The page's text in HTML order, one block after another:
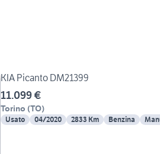
KIA Picanto DM21399
11.099 €
Torino (TO)
Usato 04/2020 2833 Km Benzina